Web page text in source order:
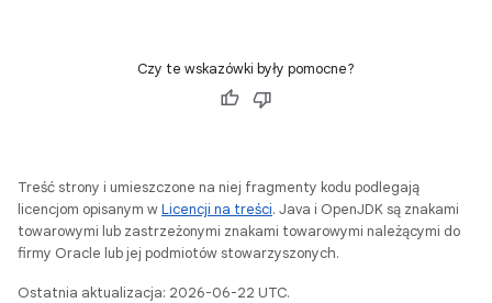
Czy te wskazówki były pomocne?
Treść strony i umieszczone na niej fragmenty kodu podlegają
licencjom opisanym wLicencji na treści. Java i OpenJDK są znakami
towarowymi lub zastrzeżonymi znakami towarowymi należącymi do
firmy Oracle lub jej podmiotów stowarzyszonych.
Ostatnia aktualizacja: 2026-06-22 UTC.